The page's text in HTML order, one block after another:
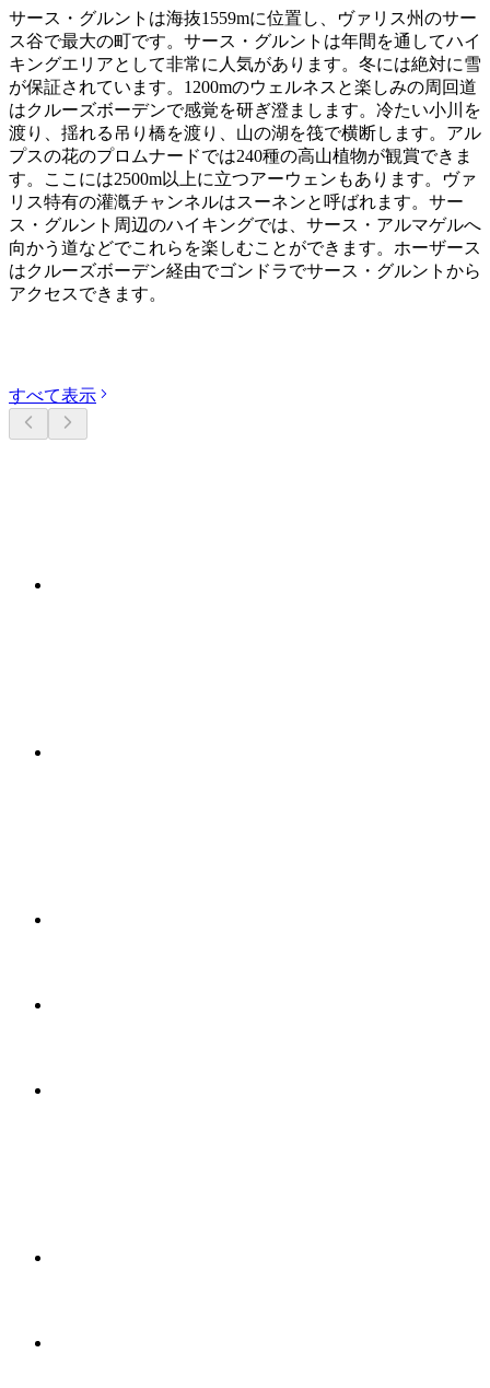
サース・グルントは海抜1559mに位置し、ヴァリス州のサー
ス谷で最大の町です。サース・グルントは年間を通してハイ
キングエリアとして非常に人気があります。冬には絶対に雪
が保証されています。1200mのウェルネスと楽しみの周回道
はクルーズボーデンで感覚を研ぎ澄まします。冷たい小川を
渡り、揺れる吊り橋を渡り、山の湖を筏で横断します。アル
プスの花のプロムナードでは240種の高山植物が観賞できま
す。ここには2500m以上に立つアーウェンもあります。ヴァ
リス特有の灌漑チャンネルはスーネンと呼ばれます。サー
ス・グルント周辺のハイキングでは、サース・アルマゲルへ
向かう道などでこれらを楽しむことができます。ホーザース
はクルーズボーデン経由でゴンドラでサース・グルントから
アクセスできます。
すべて表示